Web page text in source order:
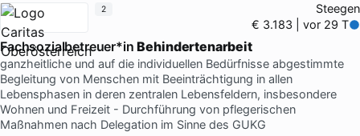
Steegen
€ 3.183 | vor 29 T
Fachsozialbetreuer*inBehindertenarbeit
ganzheitliche und auf die individuellen Bedürfnisse abgestimmte
Begleitung von Menschen mit Beeinträchtigung in allen
Lebensphasen in deren zentralen Lebensfeldern, insbesondere
Wohnen und Freizeit - Durchführung von pflegerischen
Maßnahmen nach Delegation im Sinne des GUKG
2